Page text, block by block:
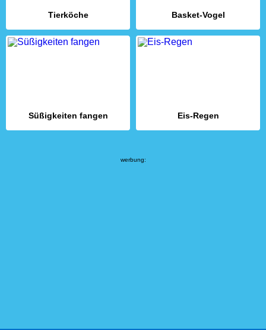
Tierköche Basket-Vogel
Süßigkeiten fangen Eis-Regen
werbung: